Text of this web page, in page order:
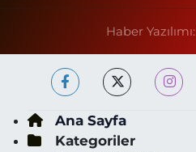
Haber Yazılımı:
Ana Sayfa
Kategoriler